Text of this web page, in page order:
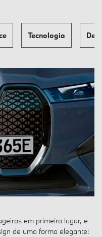
Tecnologia
em primeiro lugar, e
de uma forma elegante: